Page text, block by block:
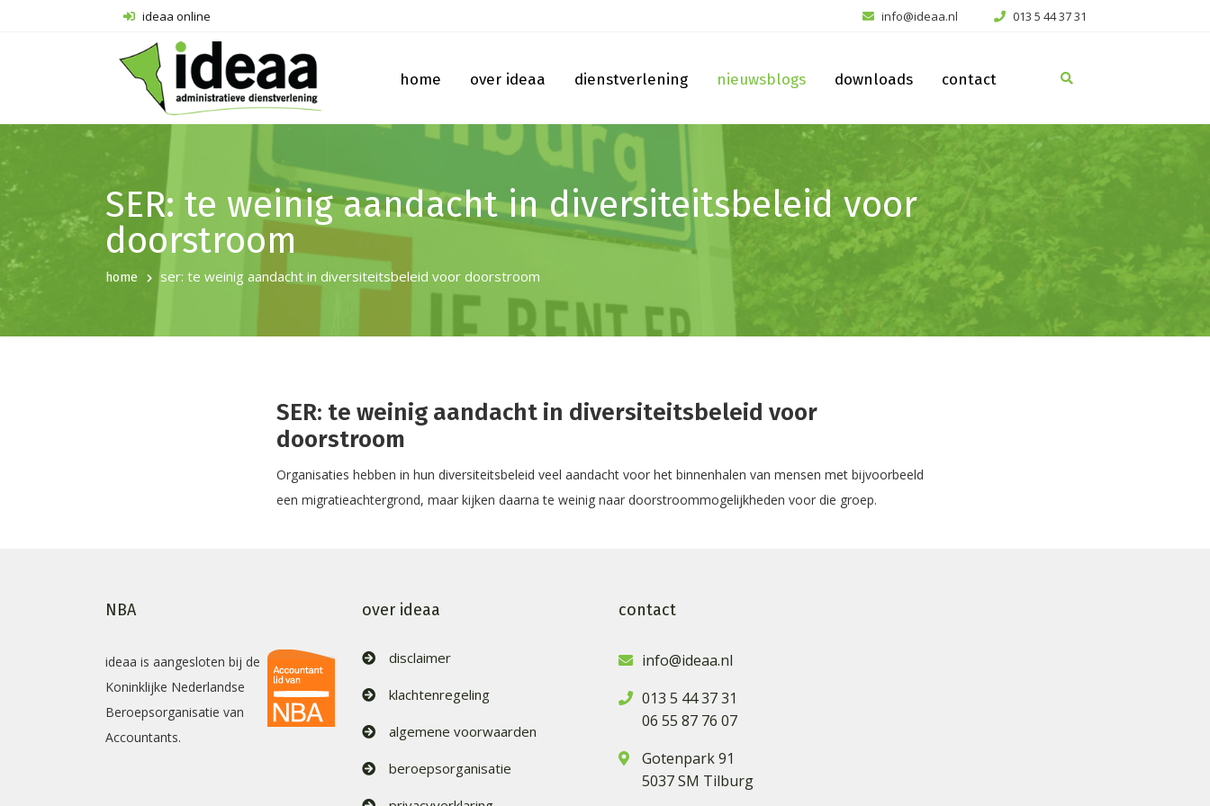
ideaa online 013 5 44 37 31
info@ideaa.nl
home over ideaa dienstverlening nieuwsblogs downloads contact
SER: te weinig aandacht in diversiteitsbeleid voor
doorstroom
home ser: te weinig aandacht in diversiteitsbeleid voor doorstroom
SER: te weinig aandacht in diversiteitsbeleid voor
doorstroom
Organisaties hebben in hun diversiteitsbeleid veel aandacht voor het binnenhalen van mensen met bijvoorbeeld
een migratieachtergrond, maar kijken daarna te weinig naar doorstroommogelijkheden voor die groep.
NBA
ideaa is aangesloten bij de
Koninklijke Nederlandse
Beroepsorganisatie van
Accountants.
over ideaa
disclaimer
klachtenregeling
algemene voorwaarden
beroepsorganisatie
contact
info@ideaa.nl
013 5 44 37 31
06 55 87 76 07
Gotenpark 91
5037 SM Tilburg